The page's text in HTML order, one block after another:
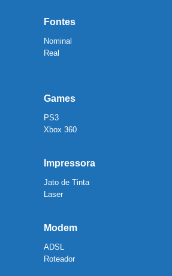
Fontes
Nominal
Real
Games
PS3
Xbox 360
Impressora
Jato de Tinta
Laser
Modem
ADSL
Roteador